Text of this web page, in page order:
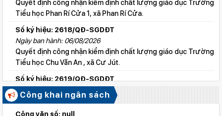
Quyết định công nhận kiểm định chất lượng giáo dục Trường
Tiểu học Phan Rí Cửa 1, xã Phan Rí Cửa.
Số ký hiệu: 2618/QĐ-SGDĐT
Ngày ban hành: 06/08/2026
Quyết định công nhận kiểm định chất lượng giáo dục Trường
Tiểu học Chu Văn An , xã Cư Jút.
Số ký hiệu: 2619/QĐ-SGDĐT
Ngày ban hành: 06/08/2026
Quyết định công nhận kiểm định chất lượng giáo dục Trường
Tiểu học Lý Tự Trọng , xã Cư Jút.
Công khai ngân sách
Công văn số: null